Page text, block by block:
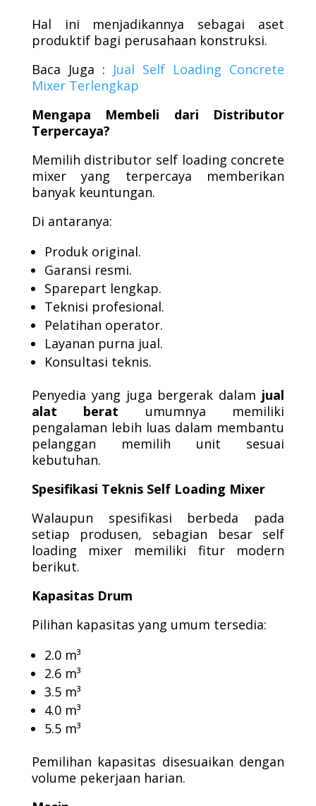
Hal ini menjadikannya sebagai aset
produktif bagi perusahaan konstruksi.
Baca Juga : Jual Self Loading Concrete
Mixer Terlengkap
Mengapa Membeli dari Distributor
Terpercaya?
Memilih distributor self loading concrete
mixer yang terpercaya memberikan
banyak keuntungan.
Di antaranya:
Produk original.
Garansi resmi.
Sparepart lengkap.
Teknisi profesional.
Pelatihan operator.
Layanan purna jual.
Konsultasi teknis.
Penyedia yang juga bergerak dalam jual
alat berat umumnya memiliki
pengalaman lebih luas dalam membantu
pelanggan memilih unit sesuai
kebutuhan.
Spesifikasi Teknis Self Loading Mixer
Walaupun spesifikasi berbeda pada
setiap produsen, sebagian besar self
loading mixer memiliki fitur modern
berikut.
Kapasitas Drum
Pilihan kapasitas yang umum tersedia:
2.0 m³
2.6 m³
3.5 m³
4.0 m³
5.5 m³
Pemilihan kapasitas disesuaikan dengan
volume pekerjaan harian.